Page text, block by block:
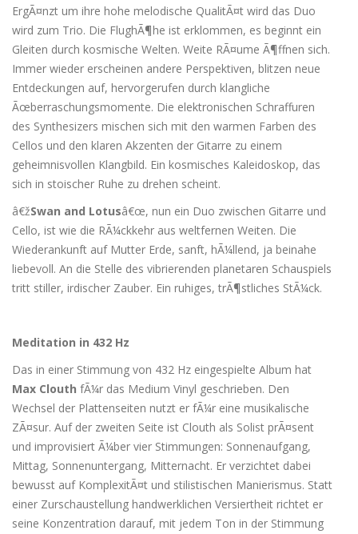
ErgÃ¤nzt um ihre hohe melodische QualitÃ¤t wird das Duo
wird zum Trio. Die FlughÃ¶he ist erklommen, es beginnt ein
Gleiten durch kosmische Welten. Weite RÃ¤ume Ã¶ffnen sich.
Immer wieder erscheinen andere Perspektiven, blitzen neue
Entdeckungen auf, hervorgerufen durch klangliche
Ãœberraschungsmomente. Die elektronischen Schraffuren
des Synthesizers mischen sich mit den warmen Farben des
Cellos und den klaren Akzenten der Gitarre zu einem
geheimnisvollen Klangbild. Ein kosmisches Kaleidoskop, das
sich in stoischer Ruhe zu drehen scheint.
â€žSwan and Lotusâ€œ, nun ein Duo zwischen Gitarre und
Cello, ist wie die RÃ¼ckkehr aus weltfernen Weiten. Die
Wiederankunft auf Mutter Erde, sanft, hÃ¼llend, ja beinahe
liebevoll. An die Stelle des vibrierenden planetaren Schauspiels
tritt stiller, irdischer Zauber. Ein ruhiges, trÃ¶stliches StÃ¼ck.
Meditation in 432 Hz
Das in einer Stimmung von 432 Hz eingespielte Album hat
Max Clouth fÃ¼r das Medium Vinyl geschrieben. Den
Wechsel der Plattenseiten nutzt er fÃ¼r eine musikalische
ZÃ¤sur. Auf der zweiten Seite ist Clouth als Solist prÃ¤sent
und improvisiert Ã¼ber vier Stimmungen: Sonnenaufgang,
Mittag, Sonnenuntergang, Mitternacht. Er verzichtet dabei
bewusst auf KomplexitÃ¤t und stilistischen Manierismus. Statt
einer Zurschaustellung handwerklichen Versiertheit richtet er
seine Konzentration darauf, mit jedem Ton in der Stimmung